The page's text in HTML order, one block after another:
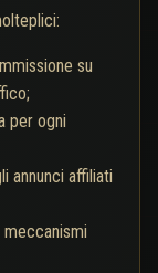
su
per ogni
annunci affiliati